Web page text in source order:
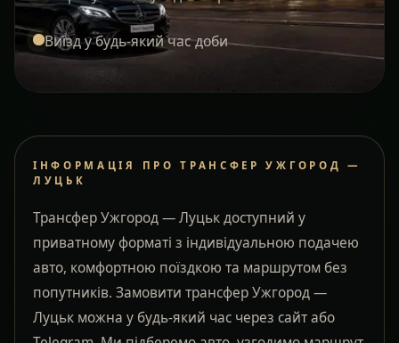
Виїзд у будь-який час доби
ІНФОРМАЦІЯ ПРО ТРАНСФЕР УЖГОРОД —
ЛУЦЬК
Трансфер Ужгород — Луцьк доступний у
приватному форматі з індивідуальною подачею
авто, комфортною поїздкою та маршрутом без
попутників. Замовити трансфер Ужгород —
Луцьк можна у будь-який час через сайт або